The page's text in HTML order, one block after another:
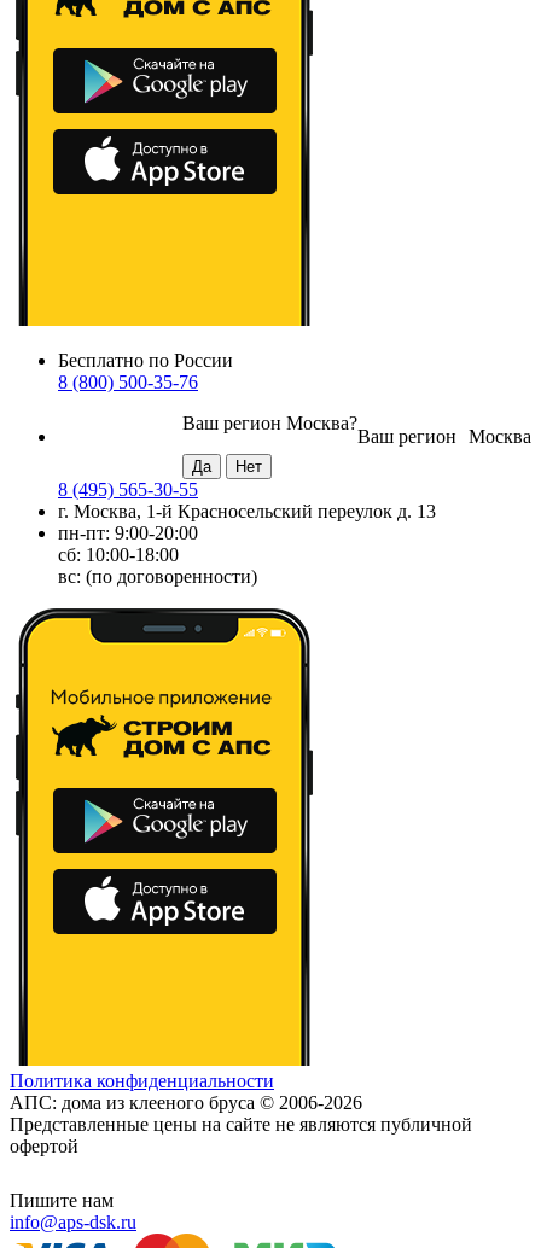
Бесплатно по России
8 (800) 500-35-76
Москва
Ваш регион
Ваш регион Москва?
8 (495) 565-30-55
г. Москва, 1-й Красносельский переулок д. 13
пн-пт: 9:00-20:00
сб: 10:00-18:00
вс: (по договоренности)
Политика конфиденциальности
АПС: дома из клееного бруса © 2006-2026
Представленные цены на сайте не являются публичной
офертой
Пишите нам
info@aps-dsk.ru